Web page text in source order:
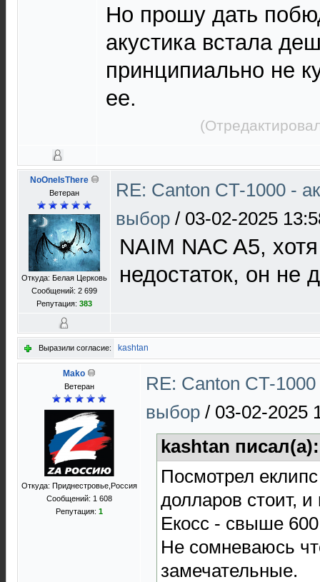
Но прошу дать
акустика встала
принципиально не
ее.
NoOneIsThere
Ветеран
Откуда: Белая Церковь
Сообщений: 2 699
Репутация: 383
RE: Canton CT-1000 -
выбор / 03-02-2025
NAIM NAC A5,
недостаток, он не
Выразили согласие: kashtan
Mako
Ветеран
Откуда: Приднестровье,Россия
Сообщений: 1 608
Репутация: 1
RE: Canton CT-
выбор / 03-02-2025
kashtan
Посмотрел
долларов стоит,
Екосс - свыше
Не сомневаюсь
замечательные.